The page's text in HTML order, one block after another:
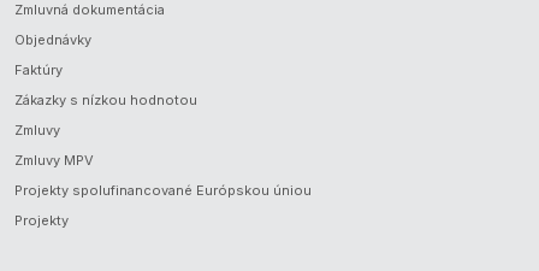
Zmluvná dokumentácia
Objednávky
Faktúry
Zákazky s nízkou hodnotou
Zmluvy
Zmluvy MPV
Projekty spolufinancované Európskou úniou
Projekty